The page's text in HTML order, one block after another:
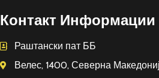
Контакт Информации
Раштански пат ББ
Велес, 1400, Северна